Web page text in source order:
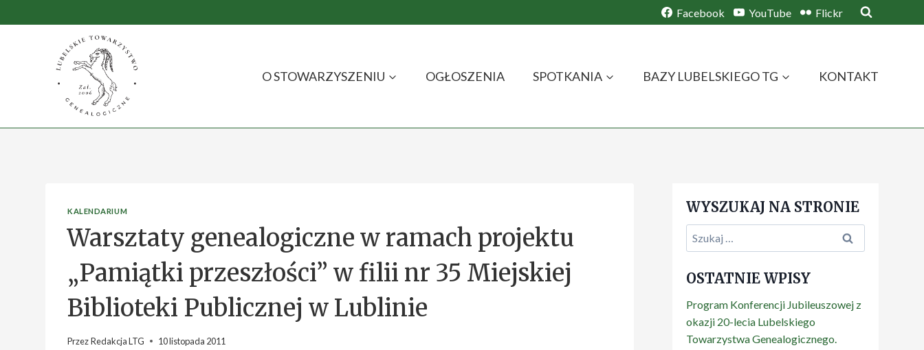
do
Facebook YouTube Flickr
O STOWARZYSZENIU OGŁOSZENIA SPOTKANIA BAZY LUBELSKIEGO TG KONTAKT
KALENDARIUM
Warsztaty genealogiczne w ramach projektu
„Pamiątki przeszłości” w filii nr 35 Miejskiej
Biblioteki Publicznej w Lublinie
PrzezRedakcja LTG 10 listopada 2011
WYSZUKAJ NA STRONIE
Szukaj:
OSTATNIE WPISY
Program Konferencji Jubileuszowej z
okazji 20-lecia Lubelskiego
Towarzystwa Genealogicznego.